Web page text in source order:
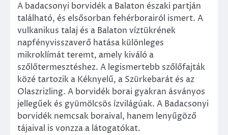
A badacsonyi borvidék a Balaton északi partján
található, és elsősorban fehérborairól ismert. A
vulkanikus talaj és a Balaton víztükrének
napfényvisszaverő hatása különleges
mikroklímát teremt, amely kiváló a
szőlőtermesztéshez. A legismertebb szőlőfajták
közé tartozik a Kéknyelű, a Szürkebarát és az
Olaszrizling. A borvidék borai gyakran ásványos
jellegűek és gyümölcsös ízvilágúak. A Badacsonyi
borvidék nemcsak boraival, hanem lenyűgöző
tájaival is vonzza a látogatókat.